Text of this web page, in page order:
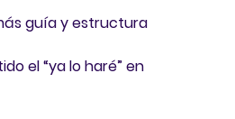
guía y estructura
el “ya lo haré” en